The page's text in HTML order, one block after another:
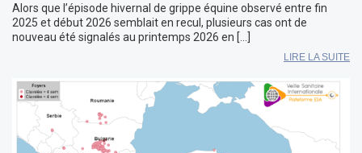
Alors que l’épisode hivernal de grippe équine observé entre fin
2025 et début 2026 semblait en recul, plusieurs cas ont de
nouveau été signalés au printemps 2026 en […]
LIRE LA SUITE